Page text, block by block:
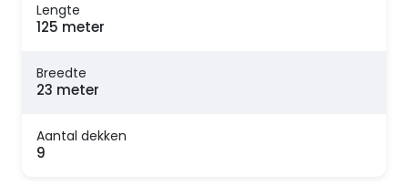
Lengte
125 meter
Breedte
23 meter
Aantal dekken
9